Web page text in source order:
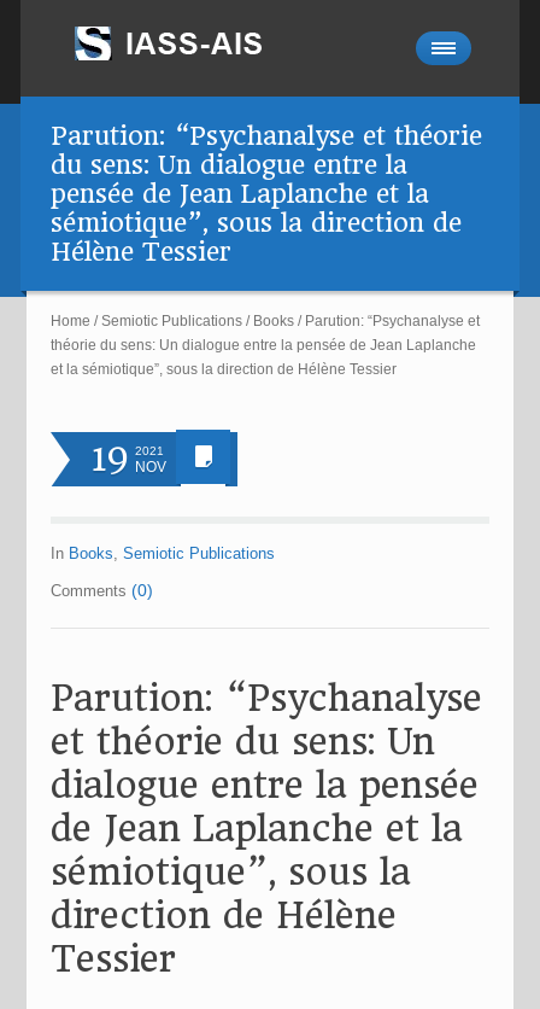
Parution: “Psychanalyse et théorie
du sens: Un dialogue entre la
pensée de Jean Laplanche et la
sémiotique”, sous la direction de
Hélène Tessier
Home /Semiotic Publications / Books / Parution: “Psychanalyse et
théorie du sens: Un dialogue entre la pensée de Jean Laplanche
et la sémiotique”, sous la direction de Hélène Tessier
19 2021
NOV
In Books,Semiotic Publications
Comments(0)
Parution: “Psychanalyse
et théorie du sens: Un
dialogue entre la pensée
de Jean Laplanche et la
sémiotique”, sous la
direction de Hélène
Tessier